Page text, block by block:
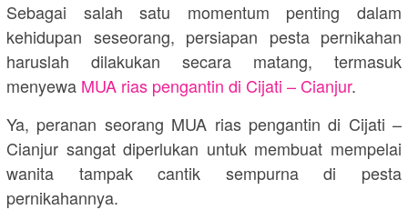
Sebagai salah satu momentum penting dalam
kehidupan seseorang, persiapan pesta pernikahan
haruslah dilakukan secara matang, termasuk
menyewa MUA rias pengantin di Cijati – Cianjur.
Ya, peranan seorang MUA rias pengantin di Cijati –
Cianjur sangat diperlukan untuk membuat mempelai
wanita tampak cantik sempurna di pesta
pernikahannya.